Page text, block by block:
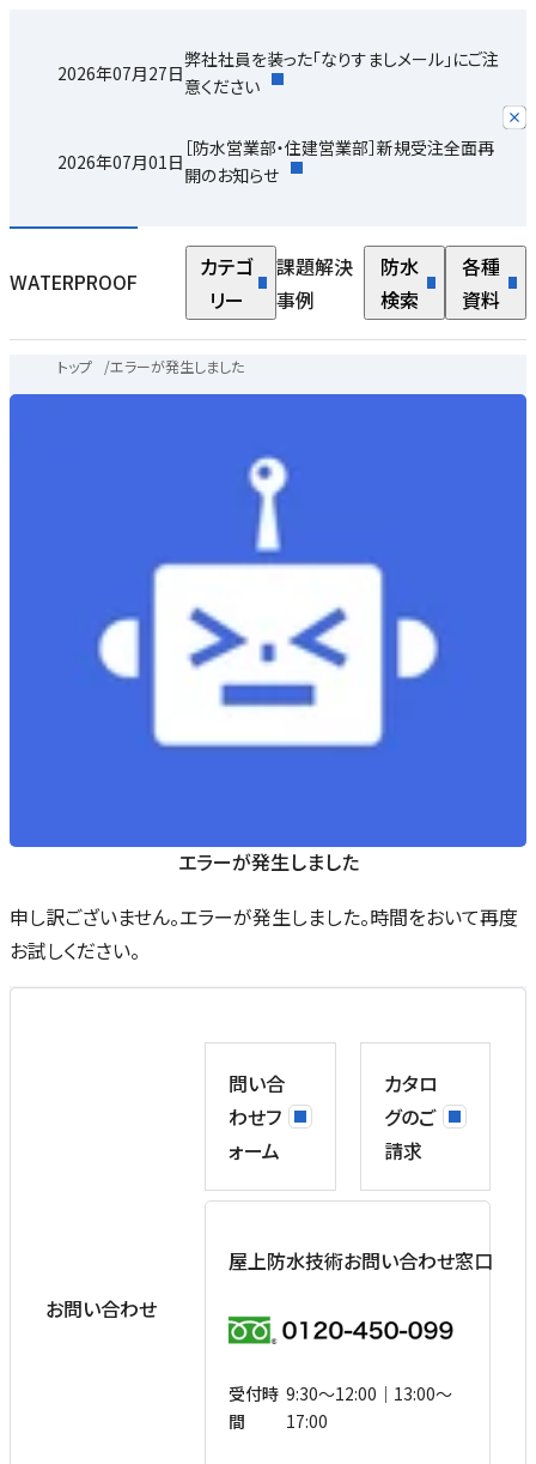
2026年07月27日
弊社社員を装った「なりすましメール」にご注
意ください
2026年07月01日
［防水営業部・住建営業部］新規受注全面再
開のお知らせ
WATERPROOF
カテゴ
リー
課題解決
事例
防水
検索
各種
資料
トップ /エラーが発生しました
エラーが発生しました
申し訳ございません。エラーが発生しました。時間をおいて再度
お試しください。
お問い合わせ
問い合
わせフ
ォーム
カタロ
グのご
請求
屋上防水技術お問い合わせ窓口
受付時
間
9:30〜12:00｜13:00〜
17:00